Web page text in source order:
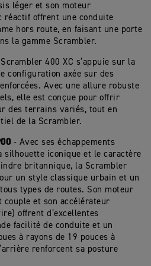
léger et son moteur
réactif offrent une conduite
hors route, en faisant une porte
la gamme Scrambler.
400 XC s’appuie sur la
configuration axée sur des
Avec une allure robuste
elle est conçue pour offrir
des terrains variés, tout en
de la Scrambler.
- Avec ses échappements
silhouette iconique et le caractère
britannique, la Scrambler
un style classique urbain et un
types de routes. Son moteur
couple et son accélérateur
offrent d’excellentes
facilité de conduite et un
à rayons de 19 pouces à
renforcent sa posture